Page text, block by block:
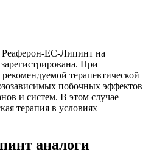
Реаферон-ЕС-Липинт на
При
терапевтической
побочных эффектов
и систем. В этом случае
терапия в условиях
аналоги